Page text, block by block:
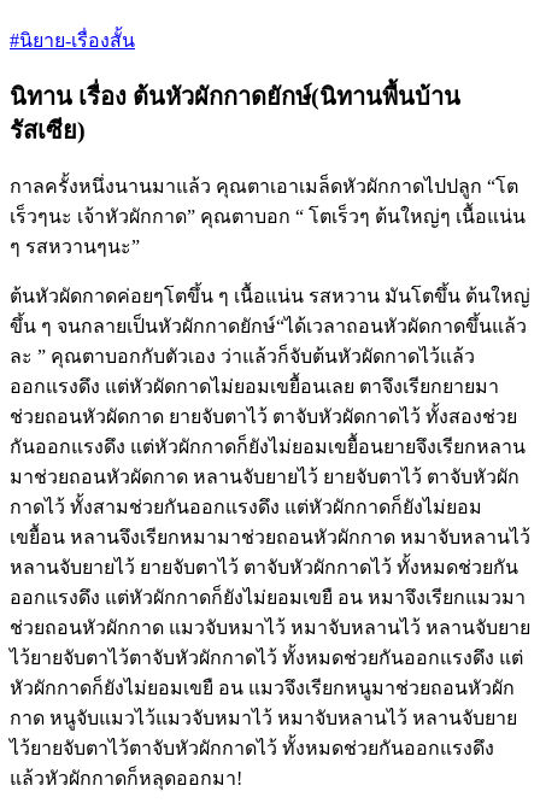
#นิยาย-เรื่องสั้น
นิทาน เรื่อง ต้นหัวผักกาดยักษ์(นิทานพื้นบ้าน
รัสเซีย)
กาลครั้งหนึ่งนานมาแล้ว คุณตาเอาเมล็ดหัวผักกาดไปปลูก “โต
เร็วๆนะ เจ้าหัวผักกาด” คุณตาบอก “ โตเร็วๆ ต้นใหญ่ๆ เนื้อแน่น
ๆ รสหวานๆนะ”
ต้นหัวผัดกาดค่อยๆโตขึ้น ๆ เนื้อแน่น รสหวาน มันโตขึ้น ต้นใหญ่
ขึ้น ๆ จนกลายเป็นหัวผักกาดยักษ์“ได้เวลาถอนหัวผัดกาดขึ้นแล้ว
ละ ” คุณตาบอกกับตัวเอง ว่าแล้วก็จับต้นหัวผัดกาดไว้แล้ว
ออกแรงดึง แต่หัวผัดกาดไม่ยอมเขยื้อนเลย ตาจึงเรียกยายมา
ช่วยถอนหัวผัดกาด ยายจับตาไว้ ตาจับหัวผัดกาดไว้ ทั้งสองช่วย
กันออกแรงดึง แต่หัวผักกาดก็ยังไม่ยอมเขยื้อนยายจึงเรียกหลาน
มาช่วยถอนหัวผัดกาด หลานจับยายไว้ ยายจับตาไว้ ตาจับหัวผัก
กาดไว้ ทั้งสามช่วยกันออกแรงดึง แต่หัวผักกาดก็ยังไม่ยอม
เขยื้อน หลานจึงเรียกหมามาช่วยถอนหัวผักกาด หมาจับหลานไว้
หลานจับยายไว้ ยายจับตาไว้ ตาจับหัวผักกาดไว้ ทั้งหมดช่วยกัน
ออกแรงดึง แต่หัวผักกาดก็ยังไม่ยอมเขยื อน หมาจึงเรียกแมวมา
ช่วยถอนหัวผักกาด แมวจับหมาไว้ หมาจับหลานไว้ หลานจับยาย
ไว้ยายจับตาไว้ตาจับหัวผักกาดไว้ ทั้งหมดช่วยกันออกแรงดึง แต่
หัวผักกาดก็ยังไม่ยอมเขยื อน แมวจึงเรียกหนูมาช่วยถอนหัวผัก
กาด หนูจับแมวไว้แมวจับหมาไว้ หมาจับหลานไว้ หลานจับยาย
ไว้ยายจับตาไว้ตาจับหัวผักกาดไว้ ทั้งหมดช่วยกันออกแรงดึง
แล้วหัวผักกาดก็หลุดออกมา!